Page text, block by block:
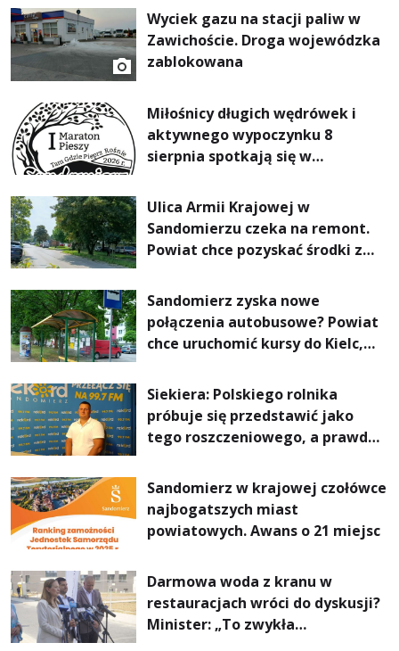
Wyciek gazu na stacji paliw w
Zawichoście. Droga wojewódzka
zablokowana
Miłośnicy długich wędrówek i
aktywnego wypoczynku 8
sierpnia spotkają się w
Pieszym „Tam Gdzie Pieprz
Rośnie”
Ulica Armii Krajowej w
Sandomierzu czeka na remont.
Powiat chce pozyskać środki z
Dróg
Sandomierz zyska nowe
połączenia autobusowe? Powiat
chce uruchomić kursy do Kielc,
Siekiera: Polskiego rolnika
próbuje się przedstawić jako
tego roszczeniowego, a prawda
Sandomierz w krajowej czołówce
najbogatszych miast
powiatowych. Awans o 21 miejsc
Darmowa woda z kranu w
restauracjach wróci do dyskusji?
Minister: „To zwykła